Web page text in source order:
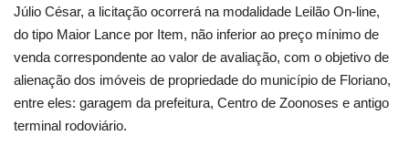
Júlio César, a licitação ocorrerá na modalidade Leilão On-line,
do tipo Maior Lance por Item, não inferior ao preço mínimo de
venda correspondente ao valor de avaliação, com o objetivo de
alienação dos imóveis de propriedade do município de Floriano,
entre eles: garagem da prefeitura, Centro de Zoonoses e antigo
terminal rodoviário.